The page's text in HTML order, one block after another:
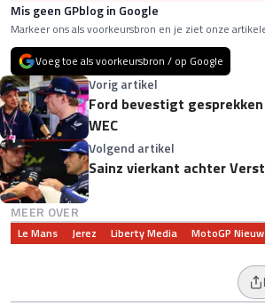
Mis geen GPblog in Google
Markeer ons als voorkeursbron en je ziet onze
Voeg toe als voorkeursbron / op Google
Vorig artikel
Ford bevestigt
WEC
Volgend artikel
Sainz vierkant achter
MEER OVER
Le Mans Jerez Liberty Media MotoGP